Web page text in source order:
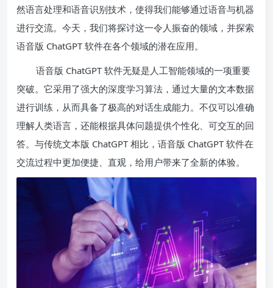
然语言处理和语音识别技术，使得我们能够通过语音与机器
进行交流。今天，我们将探讨这一令人振奋的领域，并探索
语音版 ChatGPT 软件在各个领域的潜在应用。
语音版 ChatGPT 软件无疑是人工智能领域的一项重要
突破。它采用了强大的深度学习算法，通过大量的文本数据
进行训练，从而具备了极高的对话生成能力。不仅可以准确
理解人类语言，还能根据具体问题提供个性化、可交互的回
答。与传统文本版 ChatGPT 相比，语音版 ChatGPT 软件在
交流过程中更加便捷、直观，给用户带来了全新的体验。